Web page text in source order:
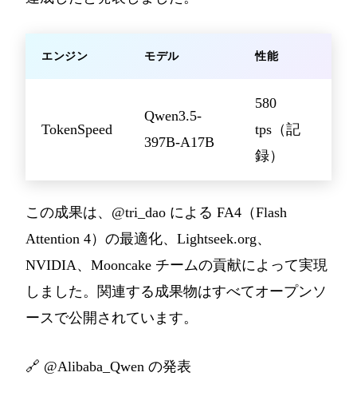
エンジン モデル 性能
TokenSpeed
Qwen3.5-
397B-A17B
580
tps（記
録）
この成果は、@tri_dao による FA4（Flash
Attention 4）の最適化、Lightseek.org、
NVIDIA、Mooncake チームの貢献によって実現
しました。関連する成果物はすべてオープンソ
ースで公開されています。
🔗 @Alibaba_Qwen の発表